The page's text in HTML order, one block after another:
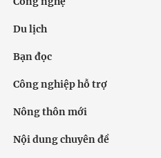
Du lịch
Bạn đọc
Công nghiệp hỗ trợ
Nông thôn mới
Nội dung chuyên đề